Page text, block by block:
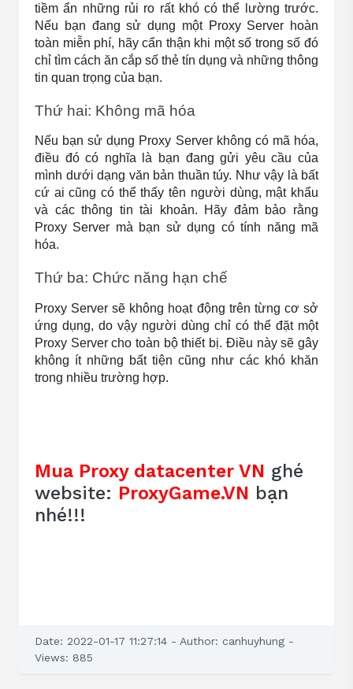
tiềm ẩn những rủi ro rất khó có thể lường trước.
Nếu bạn đang sử dụng một Proxy Server hoàn
toàn miễn phí, hãy cẩn thận khi một số trong số đó
chỉ tìm cách ăn cắp số thẻ tín dụng và những thông
tin quan trọng của bạn.
Thứ hai: Không mã hóa
Nếu bạn sử dụng Proxy Server không có mã hóa,
điều đó có nghĩa là bạn đang gửi yêu cầu của
mình dưới dạng văn bản thuần túy. Như vậy là bất
cứ ai cũng có thể thấy tên người dùng, mật khẩu
và các thông tin tài khoản. Hãy đảm bảo rằng
Proxy Server mà bạn sử dụng có tính năng mã
hóa.
Thứ ba: Chức năng hạn chế
Proxy Server sẽ không hoạt động trên từng cơ sở
ứng dụng, do vậy người dùng chỉ có thể đặt một
Proxy Server cho toàn bộ thiết bị. Điều này sẽ gây
không ít những bất tiện cũng như các khó khăn
trong nhiều trường hợp.
Mua Proxy datacenter VN ghé
website: ProxyGame.VN bạn
nhé!!!
Date: 2022-01-17 11:27:14 - Author: canhuyhung -
Views: 885